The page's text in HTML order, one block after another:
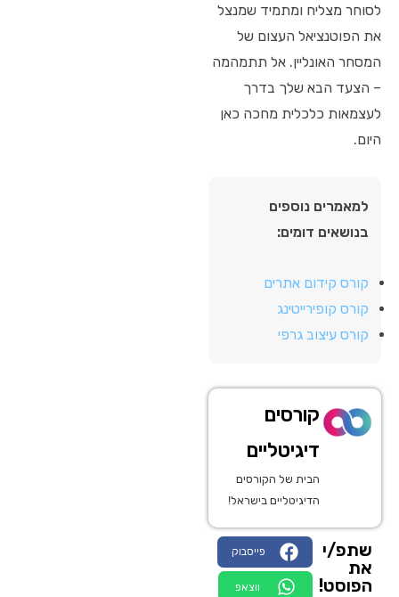
לסוחר מצליח ומתמיד שמנצל
את הפוטנציאל העצום של
המסחר האונליין. אל תתמהמה
– הצעד הבא שלך בדרך
לעצמאות כלכלית מחכה כאן
היום.
למאמרים נוספים
בנושאים דומים:
קורס קידום אתרים
קורס קופירייטינג
קורס עיצוב גרפי
קורסים
דיגיטליים
הבית של הקורסים
הדיגיטליים בישראל!
שתפ/י
את
הפוסט!
פייסבוק
ווצאפ